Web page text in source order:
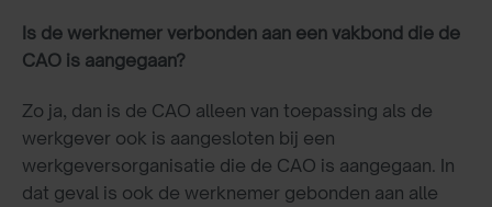
Is de werknemer verbonden aan een vakbond die de
CAO is aangegaan?
Zo ja, dan is de CAO alleen van toepassing als de
werkgever ook is aangesloten bij een
werkgeversorganisatie die de CAO is aangegaan. In
dat geval is ook de werknemer gebonden aan alle